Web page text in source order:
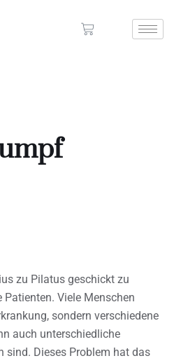
zu Pilatus geschickt zu
Viele Menschen
sondern verschiedene
auch unterschiedliche
sind. Dieses Problem hat das